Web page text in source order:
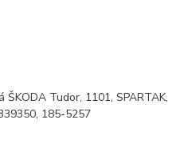
Tudor, 1101, SPARTAK,
185-5257